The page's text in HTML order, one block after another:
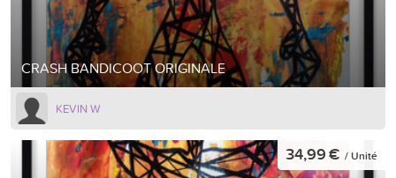
CRASH BANDICOOT ORIGINALE
KEVIN W
34,99 € / Unité